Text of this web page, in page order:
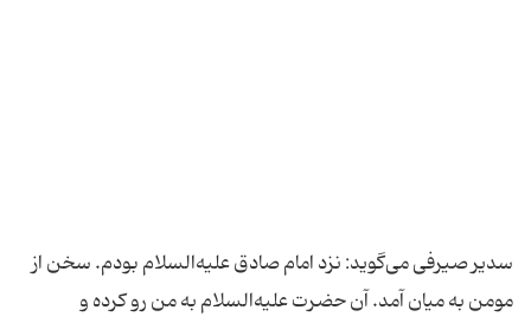
سدیر صیرفی می‌گويد: نزد امام صادق عليه‌السلام بودم. سخن از
مومن به ميان آمد. آن حضرت عليه‌السلام به من رو كرده و